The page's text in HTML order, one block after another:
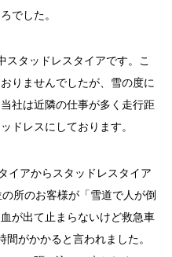
でした。
スタッドレスタイアです。こ
りませんでしたが、雪の度に
社は近隣の仕事が多く走行距
ドレスにしております。
イアからスタッドレスタイア
所のお客様が「雪道で人が倒
が出て止まらないけど救急車
がかかると言われました。